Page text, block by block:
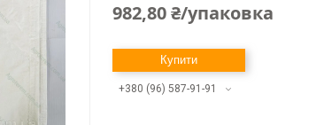
982,80 ₴/упаковка
Купити
+380 (96) 587-91-91